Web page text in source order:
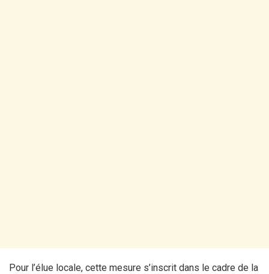
Pour l’élue locale, cette mesure s’inscrit dans le cadre de la